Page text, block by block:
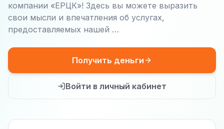
компании «ЕРЦК»! Здесь вы можете выразить
свои мысли и впечатления об услугах,
предоставляемых нашей …
Получить деньги
Войти в личный кабинет